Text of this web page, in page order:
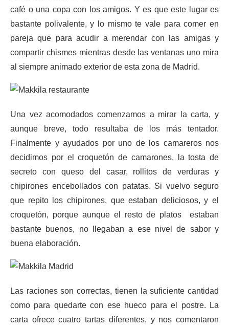
café o una copa con los amigos. Y es que este lugar es
bastante polivalente, y lo mismo te vale para comer en
pareja que para acudir a merendar con las amigas y
compartir chismes mientras desde las ventanas uno mira
al siempre animado exterior de esta zona de Madrid.
Una vez acomodados comenzamos a mirar la carta, y
aunque breve, todo resultaba de los más tentador.
Finalmente y ayudados por uno de los camareros nos
decidimos por el croquetón de camarones, la tosta de
secreto con queso del casar, rollitos de verduras y
chipirones encebollados con patatas. Si vuelvo seguro
que repito los chipirones, que estaban deliciosos, y el
croquetón, porque aunque el resto de platos estaban
bastante buenos, no llegaban a ese nivel de sabor y
buena elaboración.
Las raciones son correctas, tienen la suficiente cantidad
como para quedarte con ese hueco para el postre. La
carta ofrece cuatro tartas diferentes, y nos comentaron